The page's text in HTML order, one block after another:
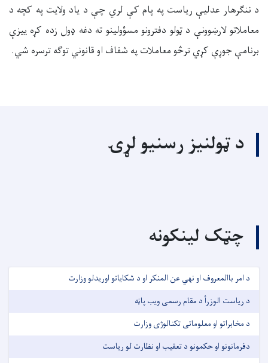
د ننګرهار عدلیې ریاست په پام کې لري چې د یاد ولایت په کچه د
معاملاتو لارښوونې د ټولو دفترونو مسؤولینو ته دغه ډول زده کړه ییزې
برنامې جوړې کړي ترڅو معاملات په شفاف او قانوني توګه ترسره شي.
د ټولنیز رسنیو لړۍ
چټک لینکونه
د امر باالمعروف او نهي عن المنکر او د شکایاتو اوریدلو وزارت
د ریاست الوزرأ د مقام رسمی ویب پاڼه
د مخابراتو او معلوماتی تکنالوژی وزارت
دفرمانونو او حکمونو د تعقیب او نظارت لو ریاست